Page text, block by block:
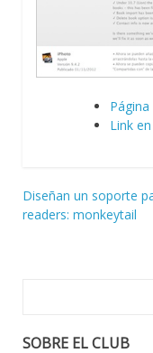
Link
Navegación
de
Diseñan un soporte
readers: monkeytail
SOBRE EL CLUB